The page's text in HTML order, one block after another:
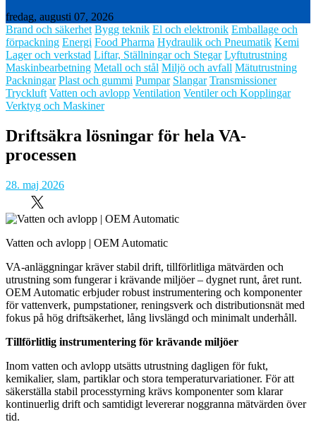
fredag, augusti 07, 2026
Brand och säkerhet Bygg teknik El och elektronik Emballage och
förpackning Energi Food Pharma Hydraulik och Pneumatik Kemi
Lager och verkstad Liftar, Ställningar och Stegar Lyftutrustning
Maskinbearbetning Metall och stål Miljö och avfall Mätutrustning
Packningar Plast och gummi Pumpar Slangar Transmissioner
Tryckluft Vatten och avlopp Ventilation Ventiler och Kopplingar
Verktyg och Maskiner
Driftsäkra lösningar för hela VA-
processen
28. maj 2026
Vatten och avlopp | OEM Automatic
VA-anläggningar kräver stabil drift, tillförlitliga mätvärden och
utrustning som fungerar i krävande miljöer – dygnet runt, året runt.
OEM Automatic erbjuder robust instrumentering och komponenter
för vattenverk, pumpstationer, reningsverk och distributionsnät med
fokus på hög driftsäkerhet, lång livslängd och minimalt underhåll.
Tillförlitlig instrumentering för krävande miljöer
Inom vatten och avlopp utsätts utrustning dagligen för fukt,
kemikalier, slam, partiklar och stora temperaturvariationer. För att
säkerställa stabil processtyrning krävs komponenter som klarar
kontinuerlig drift och samtidigt levererar noggranna mätvärden över
tid.